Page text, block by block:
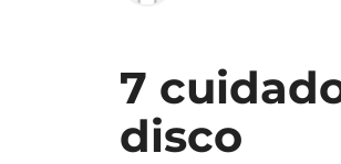
7
disco